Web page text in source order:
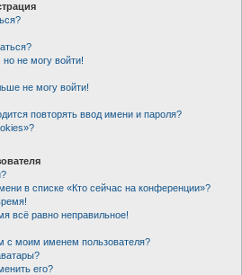
но не могу войти!
не могу войти!
повторять ввод имени и пароля?
в списке «Кто сейчас на конференции»?
всё равно неправильное!
с моим именем пользователя?
его?